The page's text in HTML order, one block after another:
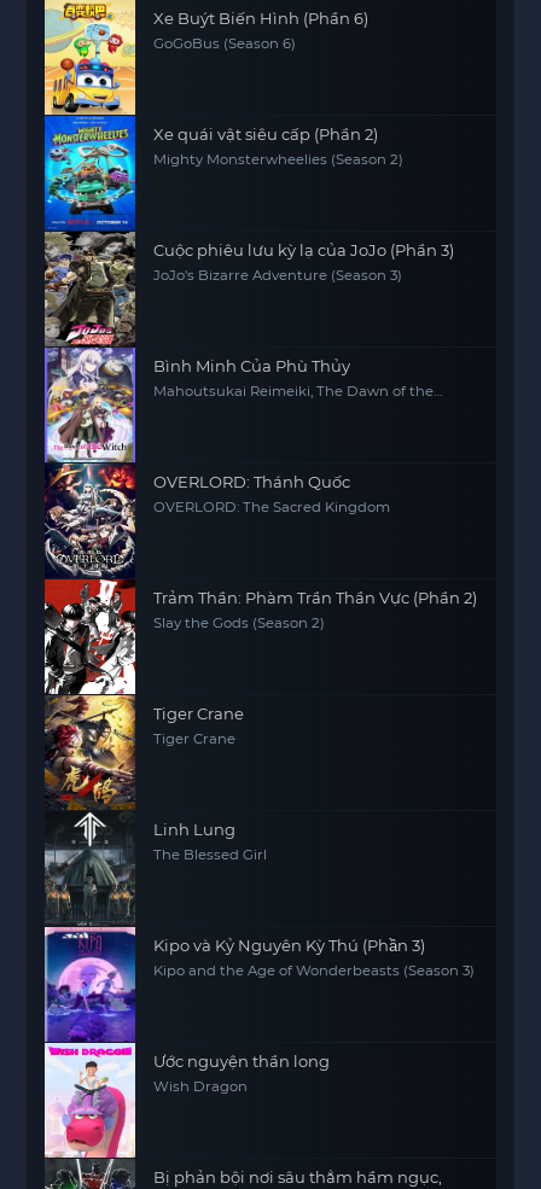
Xe Buýt Biến Hình (Phần 6)
GoGoBus (Season 6)
Xe quái vật siêu cấp (Phần 2)
Mighty Monsterwheelies (Season 2)
Cuộc phiêu lưu kỳ lạ của JoJo (Phần 3)
JoJo's Bizarre Adventure (Season 3)
Bình Minh Của Phù Thủy
Mahoutsukai Reimeiki, The Dawn of the
OVERLORD: Thánh Quốc
OVERLORD: The Sacred Kingdom
Trảm Thần: Phàm Trần Thần Vực (Phần 2)
Slay the Gods (Season 2)
Tiger Crane
Tiger Crane
Linh Lung
The Blessed Girl
Kipo và Kỷ Nguyên Kỳ Thú (Phần 3)
Kipo and the Age of Wonderbeasts (Season 3)
Ước nguyện thần long
Wish Dragon
Bị phản bội nơi sâu thẳm hầm ngục,